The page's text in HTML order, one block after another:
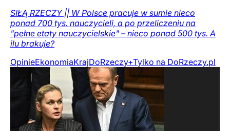
SIŁĄ RZECZY || W Polsce pracuje w sumie nieco
ponad 700 tys. nauczycieli, a po przeliczeniu na
"pełne etaty nauczycielskie" – nieco ponad 500 tys. A
ilu brakuje?
OpinieEkonomiaKrajDoRzeczy+Tylko na DoRzeczy.pl